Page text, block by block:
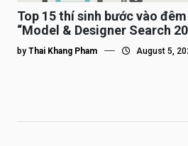
Top 15 thí sinh bước vào
“Model & Designer Search
by Thai Khang Pham August 5,